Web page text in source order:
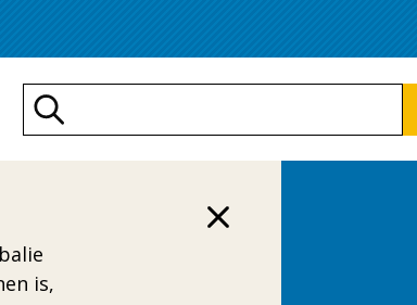
Zoeken
is,